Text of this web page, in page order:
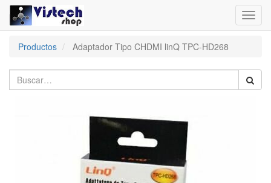
Productos
Adaptador Tipo CHDMI linQ TPC-HD268